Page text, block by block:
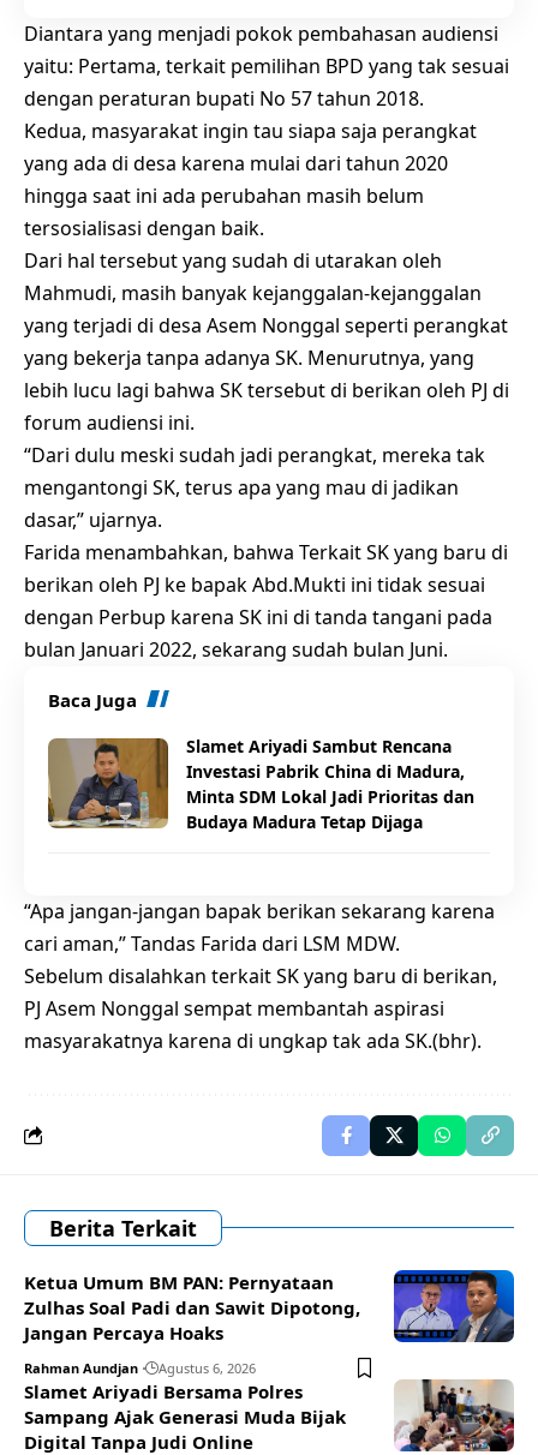
Diantara yang menjadi pokok pembahasan audiensi
yaitu: Pertama, terkait pemilihan BPD yang tak sesuai
dengan peraturan bupati No 57 tahun 2018.
Kedua, masyarakat ingin tau siapa saja perangkat
yang ada di desa karena mulai dari tahun 2020
hingga saat ini ada perubahan masih belum
tersosialisasi dengan baik.
Dari hal tersebut yang sudah di utarakan oleh
Mahmudi, masih banyak kejanggalan-kejanggalan
yang terjadi di desa Asem Nonggal seperti perangkat
yang bekerja tanpa adanya SK. Menurutnya, yang
lebih lucu lagi bahwa SK tersebut di berikan oleh PJ di
forum audiensi ini.
“Dari dulu meski sudah jadi perangkat, mereka tak
mengantongi SK, terus apa yang mau di jadikan
dasar,” ujarnya.
Farida menambahkan, bahwa Terkait SK yang baru di
berikan oleh PJ ke bapak Abd.Mukti ini tidak sesuai
dengan Perbup karena SK ini di tanda tangani pada
bulan Januari 2022, sekarang sudah bulan Juni.
Baca Juga
Slamet Ariyadi Sambut Rencana
Investasi Pabrik China di Madura,
Minta SDM Lokal Jadi Prioritas dan
Budaya Madura Tetap Dijaga
“Apa jangan-jangan bapak berikan sekarang karena
cari aman,” Tandas Farida dari LSM MDW.
Sebelum disalahkan terkait SK yang baru di berikan,
PJ Asem Nonggal sempat membantah aspirasi
masyarakatnya karena di ungkap tak ada SK.(bhr).
Berita Terkait
Ketua Umum BM PAN: Pernyataan
Zulhas Soal Padi dan Sawit Dipotong,
Jangan Percaya Hoaks
Rahman Aundjan Agustus 6, 2026
Slamet Ariyadi Bersama Polres
Sampang Ajak Generasi Muda Bijak
Digital Tanpa Judi Online